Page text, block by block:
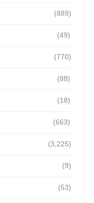
(889)
(49)
(770)
(88)
(18)
(663)
(3,225)
(9)
(53)